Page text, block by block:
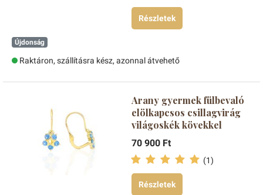
Részletek
Újdonság
Raktáron, szállításra kész, azonnal átvehető
Arany gyermek fülbevaló
elölkapcsos csillagvirág
világoskék kövekkel
70 900 Ft
(1)
Részletek